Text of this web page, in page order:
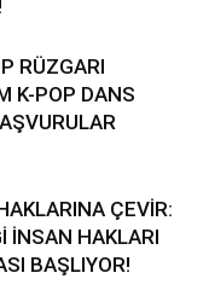
RÜZGARI
K-POP DANS
ÇEVİR:
İNSAN HAKLARI
BAŞLIYOR!